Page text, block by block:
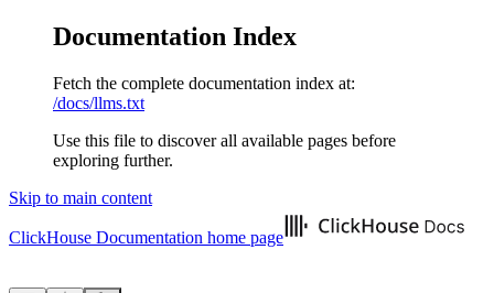
Documentation Index
Fetch the complete documentation index at:
/docs/llms.txt
Use this file to discover all available pages before
exploring further.
Skip to main content
ClickHouse Documentation home page